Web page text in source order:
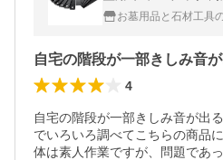
うパケット)(代引不
2))お墓用品と石材工具
4
自宅の階段が一部きしみ音が出
でいろいろ調べてこちらの商品
体は素人作業ですが、問題であ